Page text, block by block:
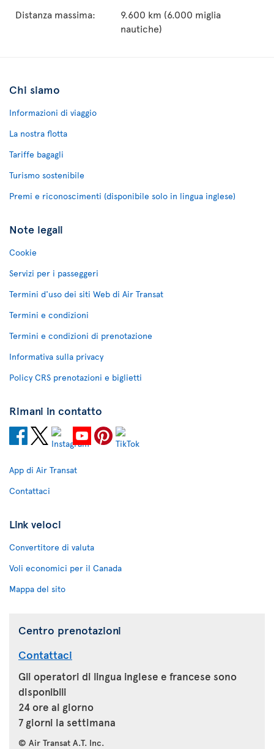
Distanza massima:
9.600 km (6.000 miglia
nautiche)
Chi siamo
Informazioni di viaggio
La nostra flotta
Tariffe bagagli
Turismo sostenibile
Premi e riconoscimenti (disponibile solo in lingua inglese)
Note legali
Cookie
Servizi per i passeggeri
Termini d'uso dei siti Web di Air Transat
Termini e condizioni
Termini e condizioni di prenotazione
Informativa sulla privacy
Policy CRS prenotazioni e biglietti
Rimani in contatto
App di Air Transat
Contattaci
Link veloci
Convertitore di valuta
Voli economici per il Canada
Mappa del sito
Centro prenotazioni
Contattaci
Gli operatori di lingua inglese e francese sono
disponibili
24 ore al giorno
7 giorni la settimana
© Air Transat A.T. Inc.